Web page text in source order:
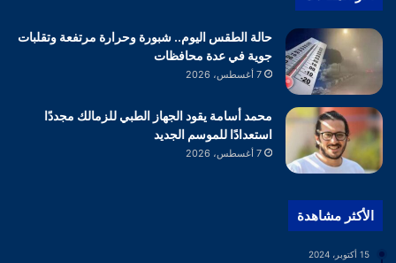
حالة الطقس اليوم.. شبورة وحرارة مرتفعة وتقلبات
جوية في عدة محافظات
7 أغسطس، 2026
محمد أسامة يقود الجهاز الطبي للزمالك مجددًا
استعدادًا للموسم الجديد
7 أغسطس، 2026
الأكثر مشاهدة
15 أكتوبر، 2024